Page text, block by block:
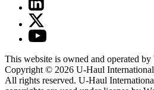
This website is owned and operated by
Copyright © 2026 U-Haul
All rights reserved. U-Haul